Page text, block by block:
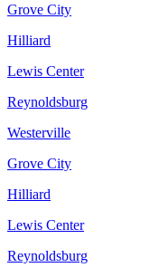
Grove City
Hilliard
Lewis Center
Reynoldsburg
Westerville
Grove City
Hilliard
Lewis Center
Reynoldsburg